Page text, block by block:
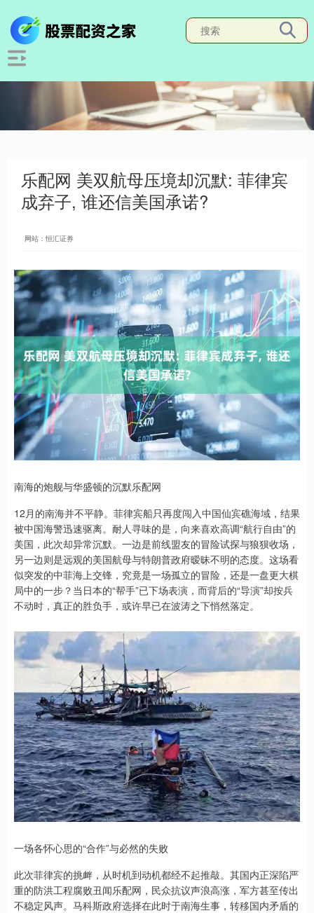
乐配网 美双航母压境却沉默: 菲律宾
成弃子, 谁还信美国承诺?
网站：恒汇证券
南海的炮舰与华盛顿的沉默乐配网
12月的南海并不平静。菲律宾船只再度闯入中国仙宾礁海域，结果
被中国海警迅速驱离。耐人寻味的是，向来喜欢高调“航行自由”的
美国，此次却异常沉默。一边是前线盟友的冒险试探与狼狈收场，
另一边则是远观的美国航母与特朗普政府暧昧不明的态度。这场看
似突发的中菲海上交锋，究竟是一场孤立的冒险，还是一盘更大棋
局中的一步？当日本的“帮手”已下场表演，而背后的“导演”却按兵
不动时，真正的胜负手，或许早已在波涛之下悄然落定。
一场各怀心思的“合作”与必然的失败
此次菲律宾的挑衅，从时机到动机都经不起推敲。其国内正深陷严
重的防洪工程腐败丑闻乐配网，民众抗议声浪高涨，军方甚至传出
不稳定风声。马科斯政府选择在此时于南海生事，转移国内矛盾的